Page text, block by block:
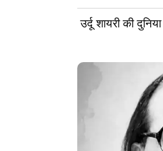
उर्दू शायरी की